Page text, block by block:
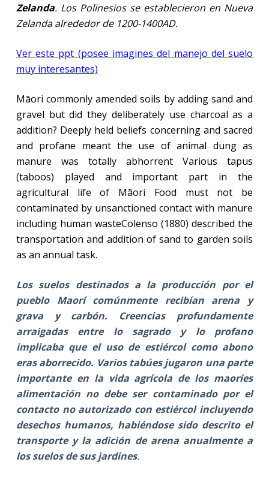
Zelanda. Los Polinesios se establecieron en Nueva
Zelanda alrededor de 1200-1400AD.
Ver este ppt (posee imagines del manejo del suelo
muy interesantes)
Māori commonly amended soils by adding sand and
gravel but did they deliberately use charcoal as a
addition? Deeply held beliefs concerning and sacred
and profane meant the use of animal dung as
manure was totally abhorrent Various tapus
(taboos) played and important part in the
agricultural life of Māori Food must not be
contaminated by unsanctioned contact with manure
including human wasteColenso (1880) described the
transportation and addition of sand to garden soils
as an annual task.
Los suelos destinados a la producción por el
pueblo Maorí comúnmente recibían arena y
grava y carbón. Creencias profundamente
arraigadas entre lo sagrado y lo profano
implicaba que el uso de estiércol como abono
eras aborrecido. Varios tabúes jugaron una parte
importante en la vida agrícola de los maoríes
alimentación no debe ser contaminado por el
contacto no autorizado con estiércol incluyendo
desechos humanos, habiéndose sido descrito el
transporte y la adición de arena anualmente a
los suelos de sus jardines.